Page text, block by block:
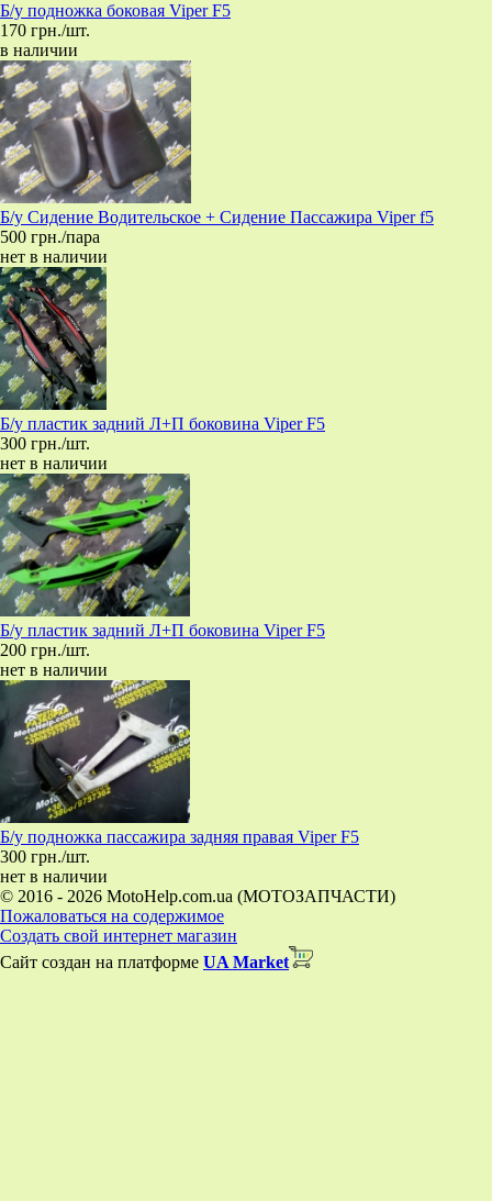
Б/у подножка боковая Viper F5
170 грн./шт.
в наличии
Б/у Сидение Водительское + Сидение Пассажира Viper f5
500 грн./пара
нет в наличии
Б/у пластик задний Л+П боковина Viper F5
300 грн./шт.
нет в наличии
Б/у пластик задний Л+П боковина Viper F5
200 грн./шт.
нет в наличии
Б/у подножка пассажира задняя правая Viper F5
300 грн./шт.
нет в наличии
© 2016 - 2026 MotoHelp.com.ua (МОТОЗАПЧАСТИ)
Пожаловаться на содержимое
Создать свой интернет магазин
Сайт создан на платформе UA Market